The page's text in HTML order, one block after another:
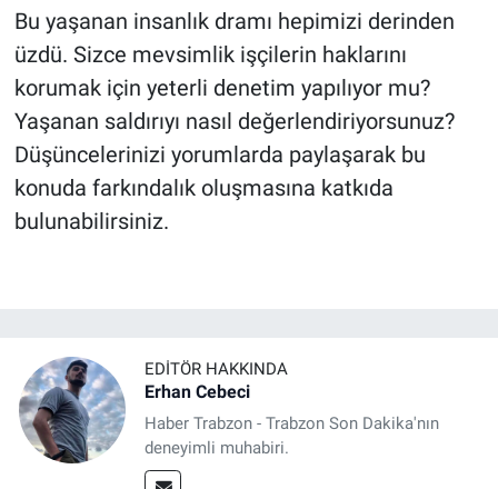
Bu yaşanan insanlık dramı hepimizi derinden
üzdü. Sizce mevsimlik işçilerin haklarını
korumak için yeterli denetim yapılıyor mu?
Yaşanan saldırıyı nasıl değerlendiriyorsunuz?
Düşüncelerinizi yorumlarda paylaşarak bu
konuda farkındalık oluşmasına katkıda
bulunabilirsiniz.
EDITÖR HAKKINDA
Erhan Cebeci
Haber Trabzon - Trabzon Son Dakika'nın
deneyimli muhabiri.